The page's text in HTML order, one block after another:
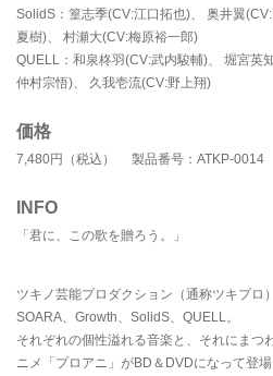
SolidS：篁志季(CV:江口拓也)、 奥井翼
夏樹)、 村瀬大(CV:梅原裕一郎)
QUELL：和泉柊羽(CV:武内駿輔)、 堀宮英
仲村宗悟)、 久我壱流(CV:野上翔)
価格
7,480円（税込） 製品番号：ATKP-0014
INFO
「君に、この歌を贈ろう。」
ツキノ芸能プロダクション（通称ツキプロ
SOARA、Growth、SolidS、QUELL。
それぞれの個性溢れる音楽と、それにまつ
ニメ「プロアニ」がBD＆DVDになって登場